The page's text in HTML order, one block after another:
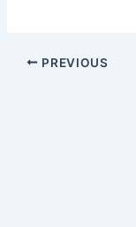
PREVIOUS